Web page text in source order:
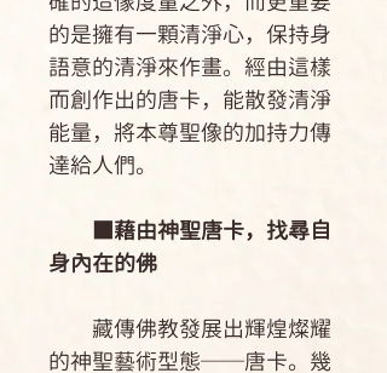
的是擁有一顆清淨心，保持身
語意的清淨來作畫。經由這樣
而創作出的唐卡，能散發清淨
能量，將本尊聖像的加持力傳
達給人們。
■藉由神聖唐卡，找尋自
身內在的佛
藏傳佛教發展出輝煌燦耀
的神聖藝術型態──唐卡。幾